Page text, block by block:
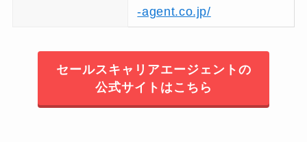
-agent.co.jp/
セールスキャリアエージェントの
公式サイトはこちら